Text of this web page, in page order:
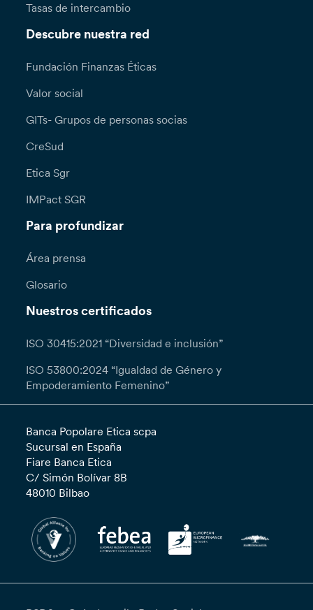
Tasas de intercambio
Descubre nuestra red
Fundación Finanzas Éticas
Valor social
GITs- Grupos de personas socias
CreSud
Etica Sgr
IMPact SGR
Para profundizar
Área prensa
Glosario
Nuestros certificados
ISO 30415:2021 “Diversidad e inclusión”
ISO 53800:2024 “Igualdad de Género y
Empoderamiento Femenino”
Banca Popolare Etica scpa
Sucursal en España
Fiare Banca Etica
C/ Simón Bolívar 8B
48010 Bilbao